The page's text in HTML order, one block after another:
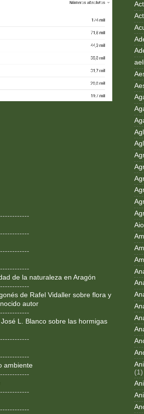
de la naturaleza en Aragón
de Rafel Vidaller sobre flora y
autor
L. Blanco sobre las hormigas
ambiente
(1)